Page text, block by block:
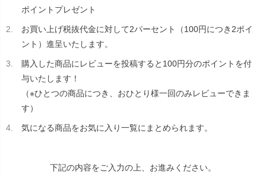
ポイントプレゼント
お買い上げ税抜代金に対して2パーセント（100円につき2ポイ
ント）進呈いたします。
購入した商品にレビューを投稿すると100円分のポイントを付
与いたします！
（※ひとつの商品につき、おひとり様一回のみレビューできま
す）
気になる商品をお気に入り一覧にまとめられます。
下記の内容をご入力の上、お進みください。